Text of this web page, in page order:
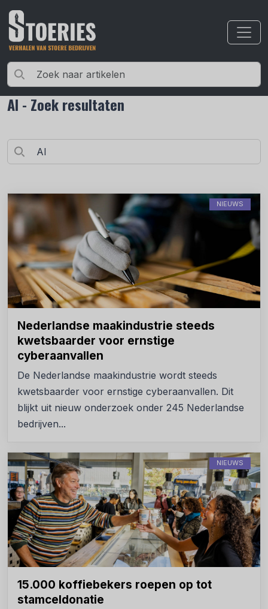
AI - Zoek resultaten
NIEUWS
Nederlandse maakindustrie steeds
kwetsbaarder voor ernstige
cyberaanvallen
De Nederlandse maakindustrie wordt steeds
kwetsbaarder voor ernstige cyberaanvallen. Dit
blijkt uit nieuw onderzoek onder 245 Nederlandse
bedrijven...
NIEUWS
15.000 koffiebekers roepen op tot
stamceldonatie